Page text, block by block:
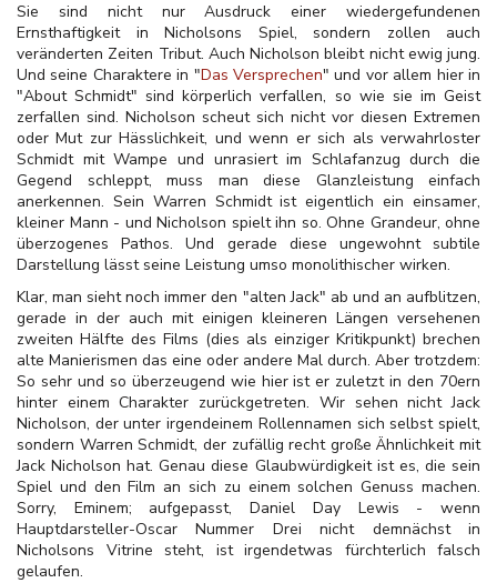
Sie sind nicht nur Ausdruck einer wiedergefundenen
Ernsthaftigkeit in Nicholsons Spiel, sondern zollen auch
veränderten Zeiten Tribut. Auch Nicholson bleibt nicht ewig jung.
Und seine Charaktere in "Das Versprechen" und vor allem hier in
"About Schmidt" sind körperlich verfallen, so wie sie im Geist
zerfallen sind. Nicholson scheut sich nicht vor diesen Extremen
oder Mut zur Hässlichkeit, und wenn er sich als verwahrloster
Schmidt mit Wampe und unrasiert im Schlafanzug durch die
Gegend schleppt, muss man diese Glanzleistung einfach
anerkennen. Sein Warren Schmidt ist eigentlich ein einsamer,
kleiner Mann - und Nicholson spielt ihn so. Ohne Grandeur, ohne
überzogenes Pathos. Und gerade diese ungewohnt subtile
Darstellung lässt seine Leistung umso monolithischer wirken.
Klar, man sieht noch immer den "alten Jack" ab und an aufblitzen,
gerade in der auch mit einigen kleineren Längen versehenen
zweiten Hälfte des Films (dies als einziger Kritikpunkt) brechen
alte Manierismen das eine oder andere Mal durch. Aber trotzdem:
So sehr und so überzeugend wie hier ist er zuletzt in den 70ern
hinter einem Charakter zurückgetreten. Wir sehen nicht Jack
Nicholson, der unter irgendeinem Rollennamen sich selbst spielt,
sondern Warren Schmidt, der zufällig recht große Ähnlichkeit mit
Jack Nicholson hat. Genau diese Glaubwürdigkeit ist es, die sein
Spiel und den Film an sich zu einem solchen Genuss machen.
Sorry, Eminem; aufgepasst, Daniel Day Lewis - wenn
Hauptdarsteller-Oscar Nummer Drei nicht demnächst in
Nicholsons Vitrine steht, ist irgendetwas fürchterlich falsch
gelaufen.